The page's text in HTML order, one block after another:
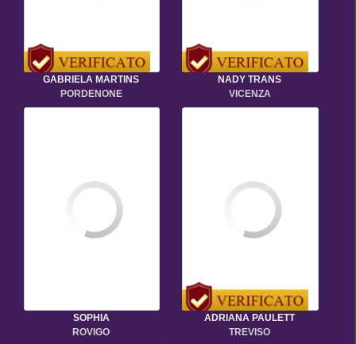
GABRIELA MARTINS
PORDENONE
NADY TRANS
VICENZA
SOPHIA
ROVIGO
ADRIANA PAULETT
TREVISO